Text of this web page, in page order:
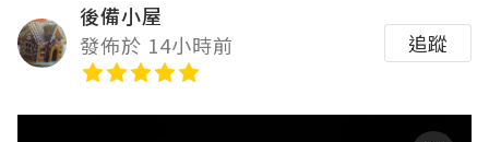
後備小屋
發佈於 14小時前
追蹤